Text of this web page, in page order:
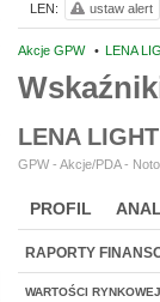
Akcje GPW • LENA
LENA
GPW - Akcje/PDA -
PROFIL
BR LAB
RAPORTY
WARTOŚCI RYNKOWEJ
LEN: ustaw alert
58